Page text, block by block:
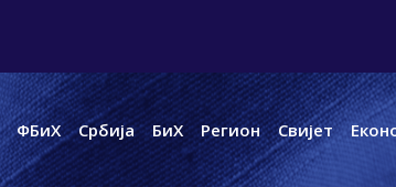
ФБиХ Србија БиХ Регион Свијет